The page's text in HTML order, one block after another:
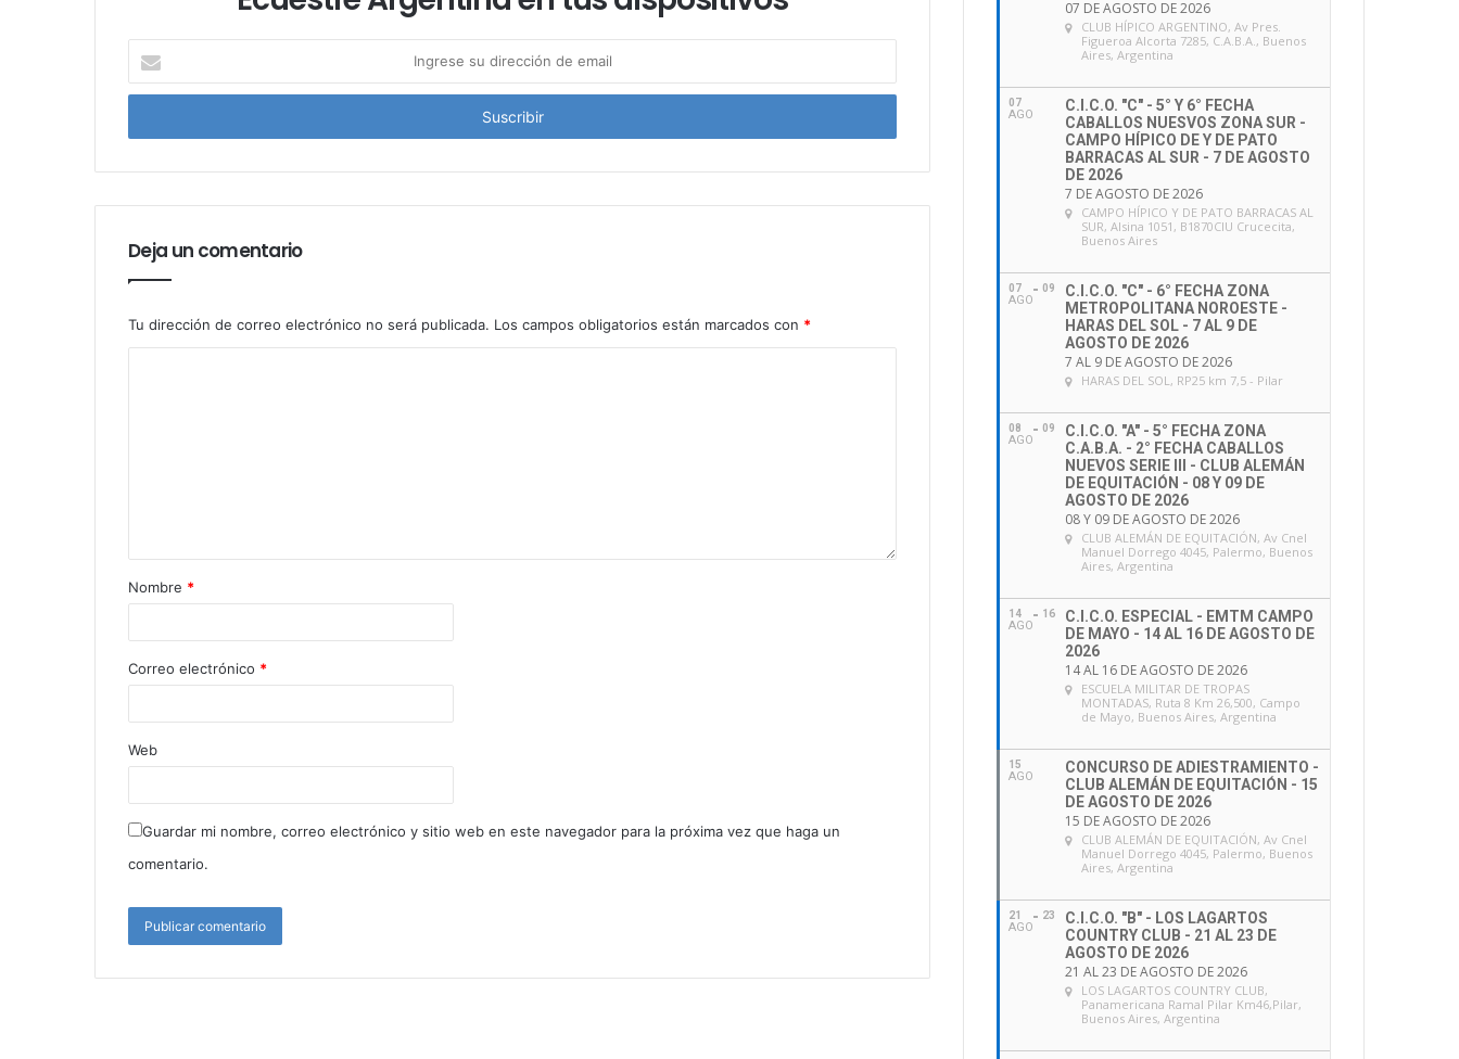
g
e
s
d
i
e
c
l
Deja un comentario
Tu dirección de correo electrónico no será publicada. Los campos obligatorios están marcados con *
Nombre *
Correo electrónico *
Web
Guardar mi nombre, correo electrónico y sitio web en este navegador para la próxima vez que haga un
comentario.
07 DE AGOSTO DE 2026
CLUB HÍPICO ARGENTINO, Av Pres.
Figueroa Alcorta 7285, C.A.B.A., Buenos
Aires, Argentina
07
AGO
C.I.C.O. "C" - 5° Y 6° FECHA
CABALLOS NUESVOS ZONA SUR -
CAMPO HÍPICO DE Y DE PATO
BARRACAS AL SUR - 7 DE AGOSTO
DE 2026
7 DE AGOSTO DE 2026
CAMPO HÍPICO Y DE PATO BARRACAS AL
SUR, Alsina 1051, B1870CIU Crucecita,
Buenos Aires
07
AGO
09
C.I.C.O. "C" - 6° FECHA ZONA
METROPOLITANA NOROESTE -
HARAS DEL SOL - 7 AL 9 DE
AGOSTO DE 2026
7 AL 9 DE AGOSTO DE 2026
HARAS DEL SOL, RP25 km 7,5 - Pilar
08
AGO
09
C.I.C.O. "A" - 5° FECHA ZONA
C.A.B.A. - 2° FECHA CABALLOS
NUEVOS SERIE III - CLUB ALEMÁN
DE EQUITACIÓN - 08 Y 09 DE
AGOSTO DE 2026
08 Y 09 DE AGOSTO DE 2026
CLUB ALEMÁN DE EQUITACIÓN, Av Cnel
Manuel Dorrego 4045, Palermo, Buenos
Aires, Argentina
14
AGO
16
C.I.C.O. ESPECIAL - EMTM CAMPO
DE MAYO - 14 AL 16 DE AGOSTO DE
2026
14 AL 16 DE AGOSTO DE 2026
ESCUELA MILITAR DE TROPAS
MONTADAS, Ruta 8 Km 26,500, Campo
de Mayo, Buenos Aires, Argentina
15
AGO
CONCURSO DE ADIESTRAMIENTO -
CLUB ALEMÁN DE EQUITACIÓN - 15
DE AGOSTO DE 2026
15 DE AGOSTO DE 2026
CLUB ALEMÁN DE EQUITACIÓN, Av Cnel
Manuel Dorrego 4045, Palermo, Buenos
Aires, Argentina
21
AGO
23
C.I.C.O. "B" - LOS LAGARTOS
COUNTRY CLUB - 21 AL 23 DE
AGOSTO DE 2026
21 AL 23 DE AGOSTO DE 2026
LOS LAGARTOS COUNTRY CLUB,
Panamericana Ramal Pilar Km46,Pilar,
Buenos Aires, Argentina